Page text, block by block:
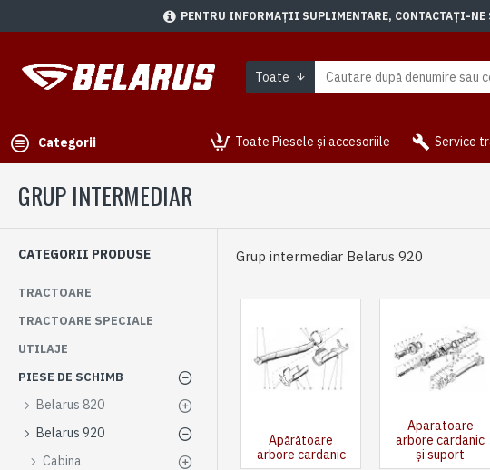
PENTRU INFORMAȚII SUPLIMENTARE, CONTACTAȚI-
Toate
Categorii Toate Piesele și accesoriile Service
GRUP INTERMEDIAR
CATEGORII PRODUSE
TRACTOARE
TRACTOARE SPECIALE
UTILAJE
PIESE DE SCHIMB
Belarus 820
Belarus 920
Cabina
Grup intermediar Belarus 920
Apărătoare
arbore cardanic
Aparatoare
arbore cardanic
și suport